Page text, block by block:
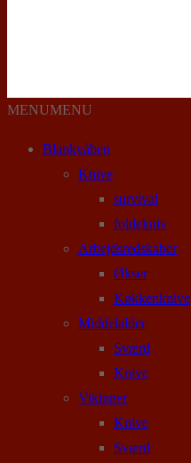
MENUMENU
Blankvåben
Knive
survival
foldekniv
Arbejdsredskaber
Økser
Køkkenknive
Middelalder
Sværd
Knive
Vikinger
Knive
Sværd